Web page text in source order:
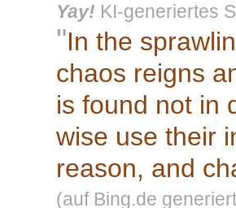
Yay! KI-generiertes
"In the
chaos reigns
is found not in
wise use their
reason, and
(auf Bing.de